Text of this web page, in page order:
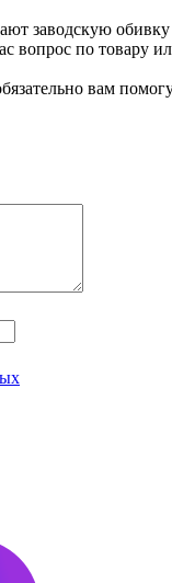
заводскую
по товару
вам